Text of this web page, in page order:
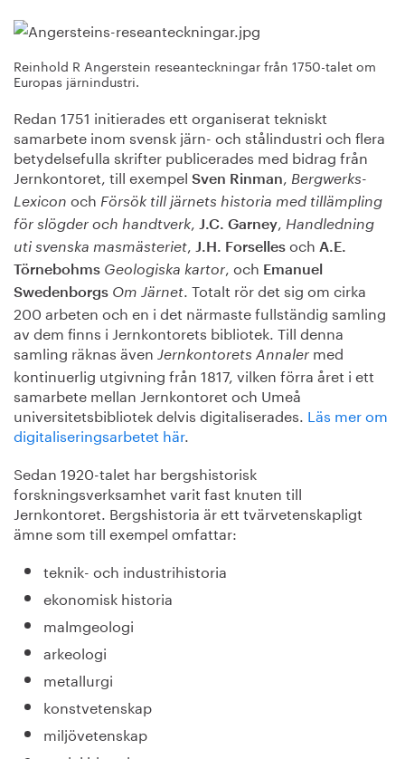
Reinhold R Angerstein reseanteckningar från 1750-talet om
Europas järnindustri.
Redan 1751 initierades ett organiserat tekniskt
samarbete inom svensk järn- och stålindustri och flera
betydelsefulla skrifter publicerades med bidrag från
Jernkontoret, till exempel Sven Rinman
Bergwerks-
Lexicon och Försök till järnets historia med tillämpling
för slögder och handtverk
J.C. Garney
Handledning
uti svenska masmästeriet
J.H. Forselles och A.E.
Törnebohms Geologiska kartor , och Emanuel
Swedenborgs Om Järnet . Totalt rör det sig om cirka
200 arbeten och en i det närmaste fullständig samling
av dem finns i Jernkontorets bibliotek. Till denna
samling räknas även Jernkontorets Annaler med
kontinuerlig utgivning från 1817, vilken förra året i ett
samarbete mellan Jernkontoret och Umeå
universitetsbibliotek delvis digitaliserades. Läs mer om
digitaliseringsarbetet här.
Sedan 1920-talet har bergshistorisk
forskningsverksamhet varit fast knuten till
Jernkontoret. Bergshistoria är ett tvärvetenskapligt
ämne som till exempel omfattar:
teknik- och industrihistoria
ekonomisk historia
malmgeologi
arkeologi
metallurgi
konstvetenskap
miljövetenskap